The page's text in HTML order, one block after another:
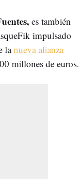
es también
impulsado
lanueva alianza
millones de euros.